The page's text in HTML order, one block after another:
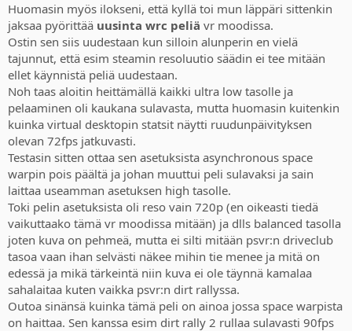
Huomasin myös ilokseni, että kyllä toi mun läppäri sittenkin
jaksaa pyörittää uusinta wrc peliä vr moodissa.
Ostin sen siis uudestaan kun silloin alunperin en vielä
tajunnut, että esim steamin resoluutio säädin ei tee mitään
ellet käynnistä peliä uudestaan.
Noh taas aloitin heittämällä kaikki ultra low tasolle ja
pelaaminen oli kaukana sulavasta, mutta huomasin kuitenkin
kuinka virtual desktopin statsit näytti ruudunpäivityksen
olevan 72fps jatkuvasti.
Testasin sitten ottaa sen asetuksista asynchronous space
warpin pois päältä ja johan muuttui peli sulavaksi ja sain
laittaa useamman asetuksen high tasolle.
Toki pelin asetuksista oli reso vain 720p (en oikeasti tiedä
vaikuttaako tämä vr moodissa mitään) ja dlls balanced tasolla
joten kuva on pehmeä, mutta ei silti mitään psvr:n driveclub
tasoa vaan ihan selvästi näkee mihin tie menee ja mitä on
edessä ja mikä tärkeintä niin kuva ei ole täynnä kamalaa
sahalaitaa kuten vaikka psvr:n dirt rallyssa.
Outoa sinänsä kuinka tämä peli on ainoa jossa space warpista
on haittaa. Sen kanssa esim dirt rally 2 rullaa sulavasti 90fps